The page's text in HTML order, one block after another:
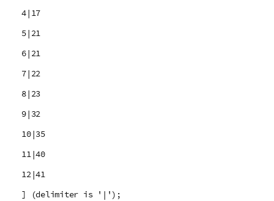
4|17
5|21
6|21
7|22
8|23
9|32
10|35
11|40
12|41
] (delimiter is '|');